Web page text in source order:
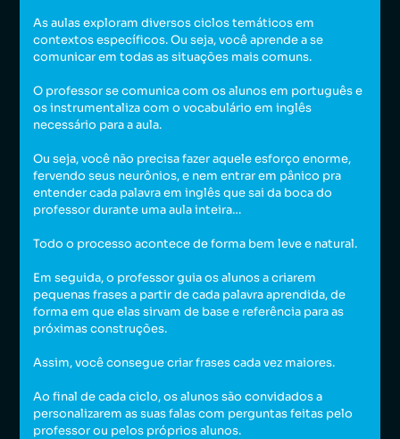
As aulas exploram diversos ciclos temáticos em
contextos específicos. Ou seja, você aprende a se
comunicar em todas as situações mais comuns.
O professor se comunica com os alunos em português e
os instrumentaliza com o vocabulário em inglês
necessário para a aula.
Ou seja, você não precisa fazer aquele esforço enorme,
fervendo seus neurônios, e nem entrar em pânico pra
entender cada palavra em inglês que sai da boca do
professor durante uma aula inteira…
Todo o processo acontece de forma bem leve e natural.
Em seguida, o professor guia os alunos a criarem
pequenas frases a partir de cada palavra aprendida, de
forma em que elas sirvam de base e referência para as
próximas construções.
Assim, você consegue criar frases cada vez maiores.
Ao final de cada ciclo, os alunos são convidados a
personalizarem as suas falas com perguntas feitas pelo
professor ou pelos próprios alunos.